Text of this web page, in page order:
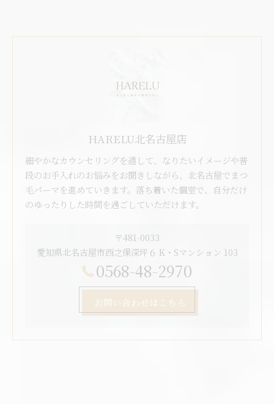
HARELU北名古屋店
細やかなカウンセリングを通して、なりたいイメージや普
段のお手入れのお悩みをお聞きしながら、北名古屋でまつ
毛パーマを進めていきます。落ち着いた個室で、自分だけ
のゆったりした時間を過ごしていただけます。
〒481-0033
愛知県北名古屋市西之保深坪６ K・Sマンション 103
0568-48-2970
お問い合わせはこちら